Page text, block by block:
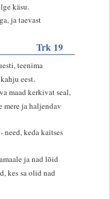
käsu.
ja taevast
Trk 19
teenima
eest.
maad kerkivat seal,
mere ja haljendav
need, keda kaitses
ja nad lõid
kes sa olid nad